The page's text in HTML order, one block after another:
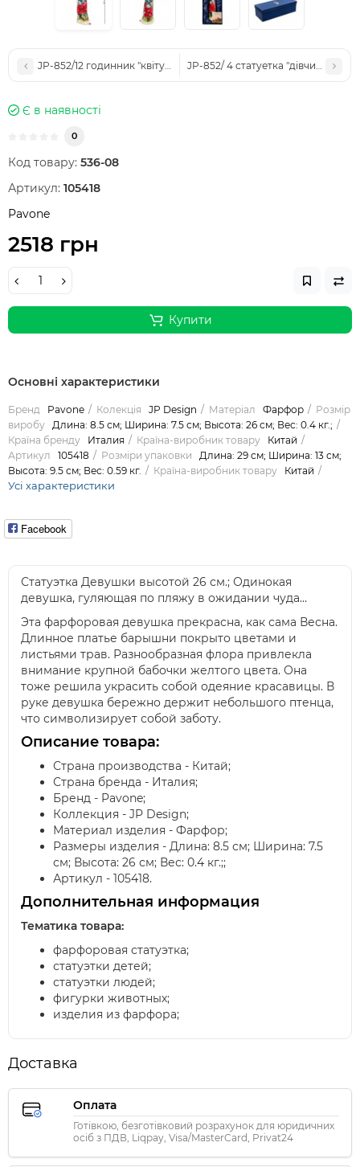
JP-852/12 годинник "квітучий сад" (Pavone)JP-852/ 4 статуетка "дівчина"
Є в наявності
0
Код товару: 536-08
Артикул: 105418
Pavone
2518 грн
Купити
Основні характеристики
Бренд Pavone Колекція JP Design Матеріал Фарфор
Розмір
виробу Длина: 8.5 см; Ширина: 7.5 см; Высота: 26 см; Вес: 0.4 кг.;
Країна бренду
Италия Країна-виробник товару
Китай
Артикул
105418 Розміри упаковки
Длина: 29 см; Ширина: 13 см;
Высота: 9.5 см; Вес: 0.59 кг.
Країна-виробник товару Китай
Усі характеристики
Facebook
Статуэтка Девушки высотой 26 см.; Одинокая
девушка, гуляющая по пляжу в ожидании чуда…
Эта фарфоровая девушка прекрасна, как сама Весна.
Длинное платье барышни покрыто цветами и
листьями трав. Разнообразная флора привлекла
внимание крупной бабочки желтого цвета. Она
тоже решила украсить собой одеяние красавицы. В
руке девушка бережно держит небольшого птенца,
что символизирует собой заботу.
Описание товара:
Страна производства - Китай;
Страна бренда - Италия;
Бренд - Pavone;
Коллекция - JP Design;
Материал изделия - Фарфор;
Размеры изделия - Длина: 8.5 см; Ширина: 7.5
см; Высота: 26 см; Вес: 0.4 кг.;;
Артикул - 105418.
Дополнительная информация
Тематика товара:
фарфоровая статуэтка;
статуэтки детей;
статуэтки людей;
фигурки животных;
изделия из фарфора;
Доставка
Оплата
Готівкою, безготівковий розрахунок для юридичних
осіб з ПДВ, Liqpay, Visa/MasterCard, Privat24